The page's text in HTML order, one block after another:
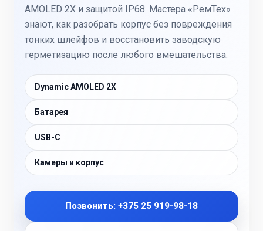
AMOLED 2X и защитой IP68. Мастера «РемТех»
знают, как разобрать корпус без повреждения
тонких шлейфов и восстановить заводскую
герметизацию после любого вмешательства.
Dynamic AMOLED 2X
Батарея
USB-C
Камеры и корпус
Позвонить: +375 25 919-98-18